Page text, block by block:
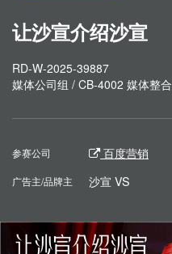
让沙宣介绍沙宣
RD-W-2025-39887
媒体公司组 / CB-4002 媒体整合
参赛公司 百度营销
广告主/品牌主 沙宣 VS